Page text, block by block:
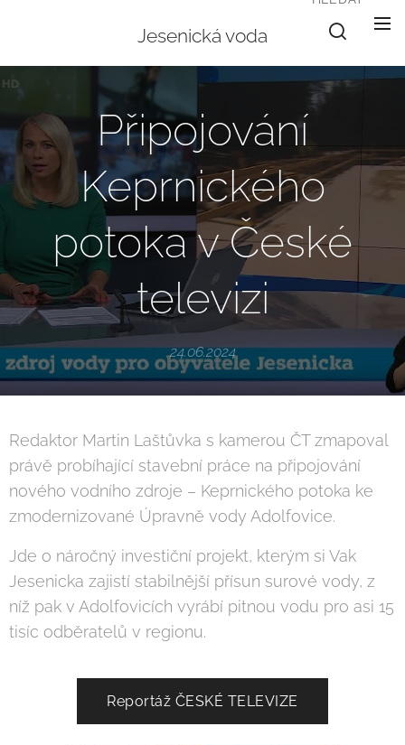
Jesenická voda
Připojování
Keprnického
potoka v České
televizi
24.06.2024
Redaktor Martin Laštůvka s kamerou ČT zmapoval
právě probíhající stavební práce na připojování
nového vodního zdroje – Keprnického potoka ke
zmodernizované Úpravně vody Adolfovice.
Jde o náročný investiční projekt, kterým si Vak
Jesenicka zajistí stabilnější přísun surové vody, z
níž pak v Adolfovicích vyrábí pitnou vodu pro asi 15
tisíc odběratelů v regionu.
Reportáž ČESKÉ TELEVIZE